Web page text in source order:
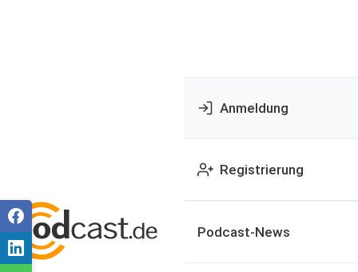
Anmeldung
Registrierung
Podcast-News